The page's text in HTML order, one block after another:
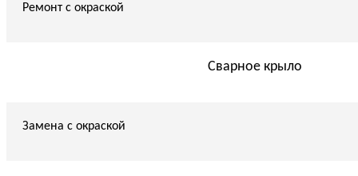
Ремонт с окраской
Сварное крыло
Замена с окраской